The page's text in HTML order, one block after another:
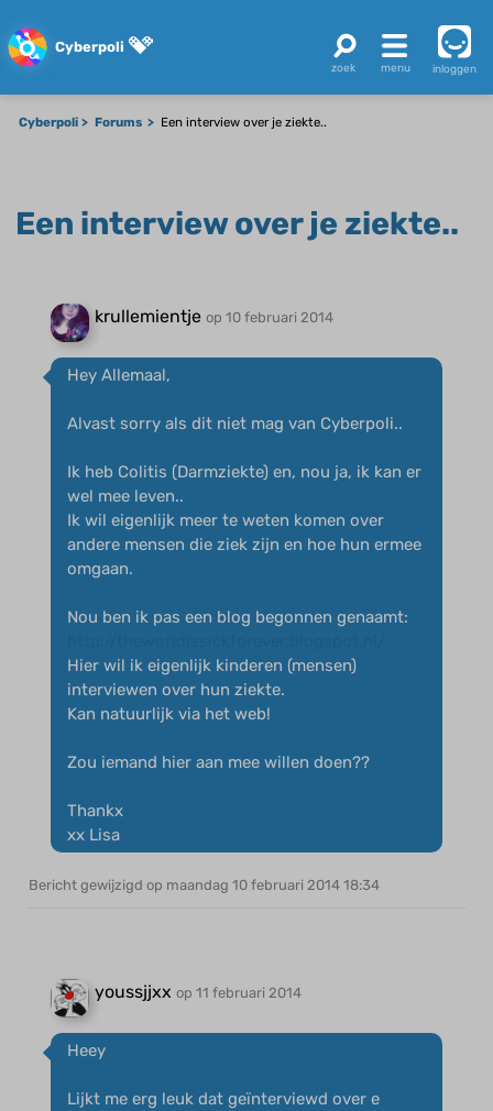
Cyberpoli
inloggen
Cyberpoli Forums Een interview over je ziekte..
Een interview over je ziekte..
krullemientje op 10 februari 2014
Hey Allemaal,
Alvast sorry als dit niet mag van Cyberpoli..
Ik heb Colitis (Darmziekte) en, nou ja, ik kan er
wel mee leven..
Ik wil eigenlijk meer te weten komen over
andere mensen die ziek zijn en hoe hun ermee
omgaan.
Nou ben ik pas een blog begonnen genaamt:
Hier wil ik eigenlijk kinderen (mensen)
interviewen over hun ziekte.
Kan natuurlijk via het web!
Zou iemand hier aan mee willen doen??
Thankx
xx Lisa
Bericht gewijzigd op maandag 10 februari 2014 18:34
youssjjxx op 11 februari 2014
Heey
Lijkt me erg leuk dat geïnterviewd over e